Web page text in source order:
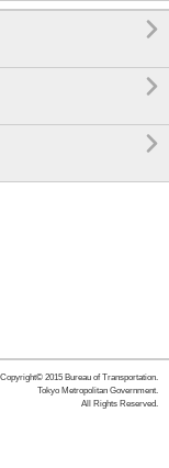



Copyright© 2015 Bureau of Transportation.
Tokyo Metropolitan Government.
All Rights Reserved.